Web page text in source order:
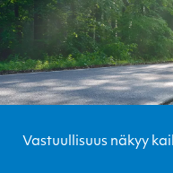
Vastuullisuus näkyy